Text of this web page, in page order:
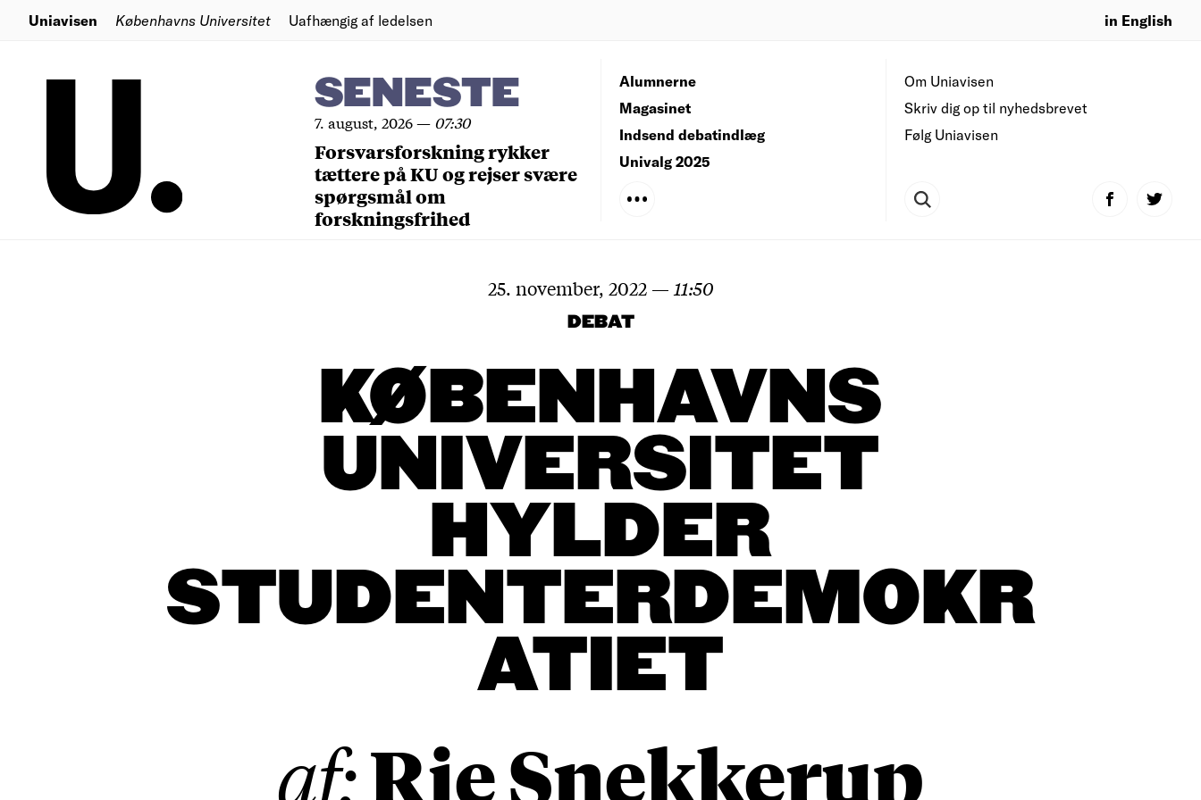
Uniavisen Københavns Universitet Uafhængig af ledelsen in English
SENESTE
7. august, 2026— 07:30
Forsvarsforskning rykker
tættere på KU og rejser svære
spørgsmål om
forskningsfrihed
Om Uniavisen
Skriv dig op til nyhedsbrevet
Følg Uniavisen
Alumnerne
Magasinet
Indsend debatindlæg
Univalg 2025
25. november, 2022 — 11:50
DEBAT
KØBENHAVNS
UNIVERSITET
HYLDER
STUDENTERDEMOKR
ATIET
af:Rie Snekkerup